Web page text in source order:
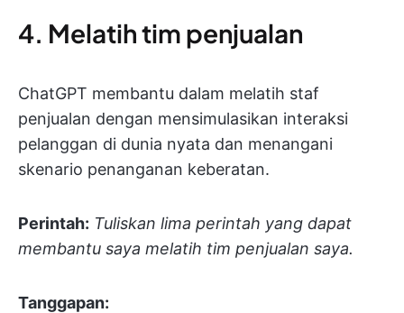
4. Melatih tim penjualan
ChatGPT membantu dalam melatih staf
penjualan dengan mensimulasikan interaksi
pelanggan di dunia nyata dan menangani
skenario penanganan keberatan.
Perintah: Tuliskan lima perintah yang dapat
membantu saya melatih tim penjualan saya.
Tanggapan: